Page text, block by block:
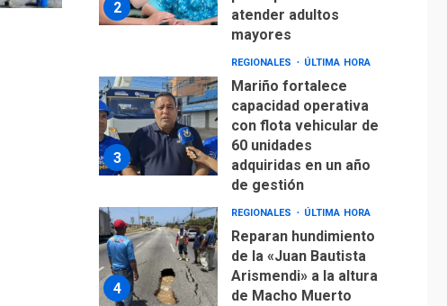
2
atender adultos
mayores
3
REGIONALES ÚLTIMA HORA
Mariño fortalece
capacidad operativa
con flota vehicular de
60 unidades
adquiridas en un año
de gestión
4
REGIONALES ÚLTIMA HORA
Reparan hundimiento
de la «Juan Bautista
Arismendi» a la altura
de Macho Muerto